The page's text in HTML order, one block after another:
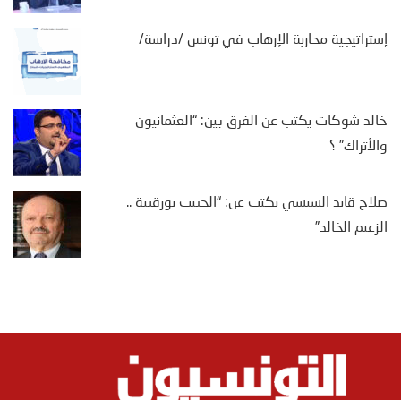
إستراتيجية محاربة الإرهاب في تونس /دراسة/
خالد شوكات يكتب عن الفرق بين: “العثمانيون
والأتراك” ؟
صلاح قايد السبسي يكتب عن: “الحبيب بورقيبة ..
الزعيم الخالد”